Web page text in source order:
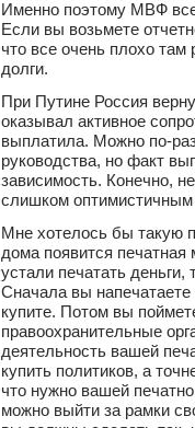
Именно поэтому МВФ
Если вы возьмете
что все очень плохо
долги.
При Путине Россия
оказывал активное
выплатила. Можно по-
руководства, но факт
зависимость. Конечно,
слишком оптимистичным
Мне хотелось бы такую
дома появится
устали печатать
Сначала вы
купите. Потом вы
правоохранительные
деятельность вашей
купить политиков, а
что нужно вашей
можно выйти за рамки